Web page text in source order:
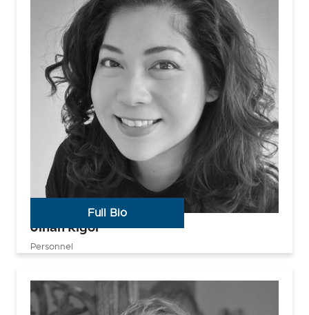
Jihan Rigor
Personnel
Full Bio